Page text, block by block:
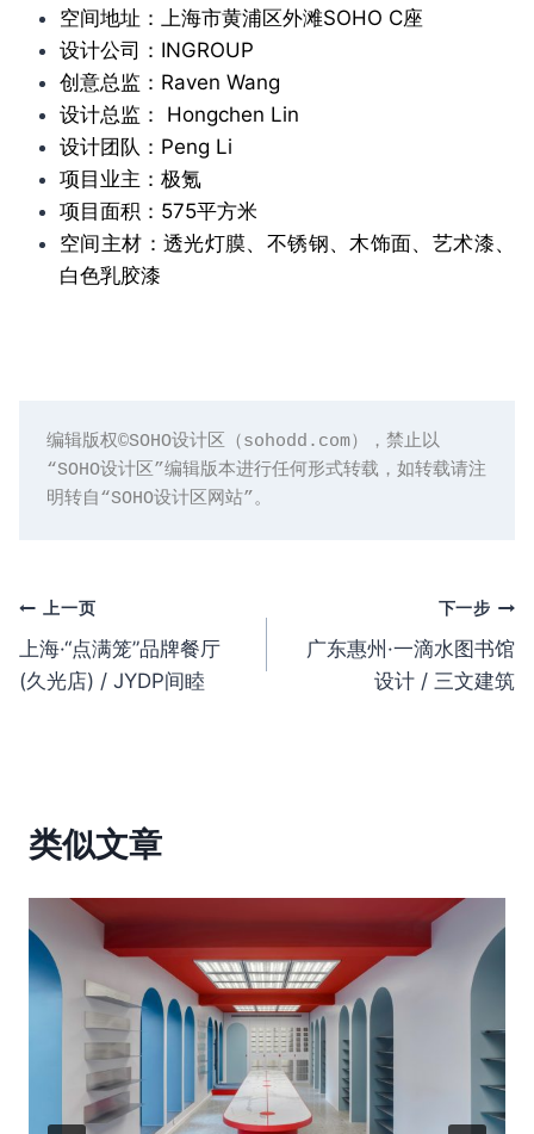
空间地址：上海市黄浦区外滩SOHO C座
设计公司：INGROUP
创意总监：Raven Wang
设计总监： Hongchen Lin
设计团队：Peng Li
项目业主：极氪
项目面积：575平方米
空间主材：透光灯膜、不锈钢、木饰面、艺术漆、
白色乳胶漆
编辑版权©️SOHO设计区（sohodd.com），禁止以
“SOHO设计区”编辑版本进行任何形式转载，如转载请注
明转自“SOHO设计区网站”。
文
章
上一页
上海·“点满笼”品牌餐厅
(久光店) / JYDP间睦
下一步
广东惠州·一滴水图书馆
设计 / 三文建筑
类似文章